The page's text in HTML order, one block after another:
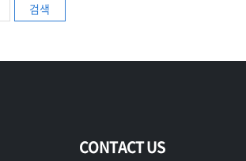
검색
CONTACT US